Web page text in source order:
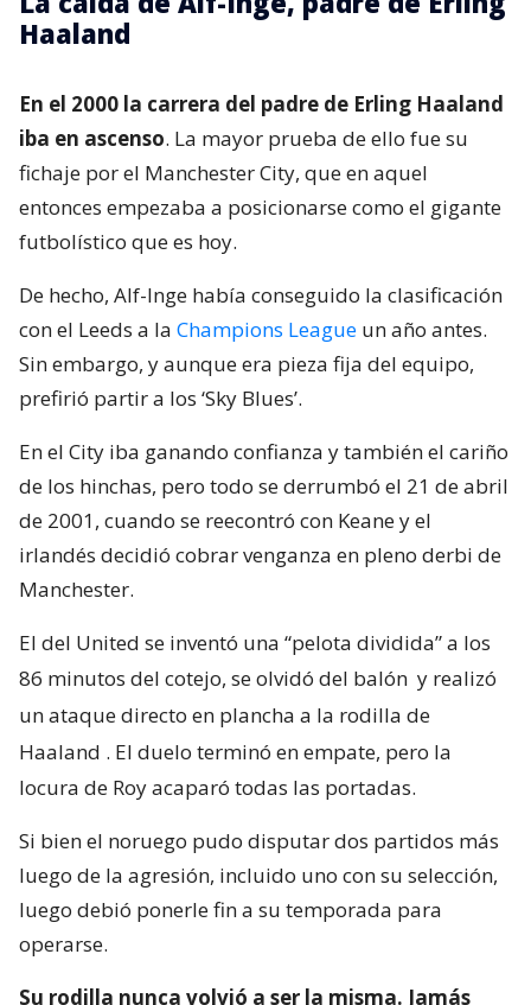
Haaland
En el 2000 la carrera del padre de Erling Haaland
iba en ascenso. La mayor prueba de ello fue su
fichaje por el Manchester City, que en aquel
entonces empezaba a posicionarse como el gigante
futbolístico que es hoy.
De hecho, Alf-Inge había conseguido la clasificación
con el Leeds a la Champions League un año antes.
Sin embargo, y aunque era pieza fija del equipo,
prefirió partir a los ‘Sky Blues’.
En el City iba ganando confianza y también el cariño
de los hinchas, pero todo se derrumbó el 21 de abril
de 2001, cuando se reecontró con Keane y el
irlandés decidió cobrar venganza en pleno derbi de
Manchester.
El del United se inventó una “pelota dividida” a los
86 minutos del cotejo, se olvidó del balón y realizó
un ataque directo en plancha a la rodilla de
Haaland . El duelo terminó en empate, pero la
locura de Roy acaparó todas las portadas.
Si bien el noruego pudo disputar dos partidos más
luego de la agresión, incluido uno con su selección,
luego debió ponerle fin a su temporada para
operarse.
Su rodilla nunca volvió a ser la misma. Jamás